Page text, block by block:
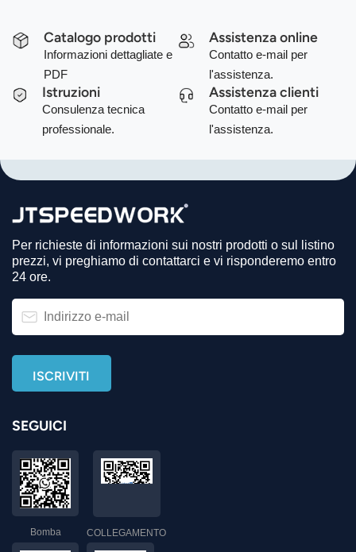
Catalogo prodotti
Informazioni dettagliate e
PDF
Assistenza online
Contatto e-mail per
l'assistenza.
Istruzioni
Consulenza tecnica
professionale.
Assistenza clienti
Contatto e-mail per
l'assistenza.
Per richieste di informazioni sui nostri prodotti o sul listino
prezzi, vi preghiamo di contattarci e vi risponderemo entro
24 ore.
SEGUICI
Bomba COLLEGAMENTO